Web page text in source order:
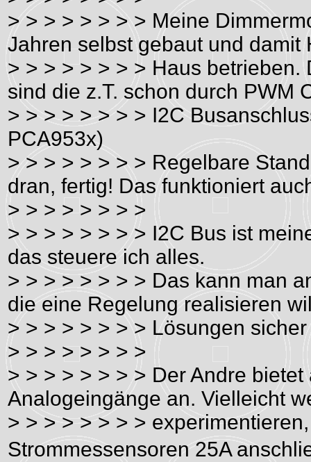
> > > > > > > > Meine
Jahren selbst gebaut und
> > > > > > > > Haus
sind die z.T. schon durch PWM
> > > > > > > > I2C
PCA953x)
> > > > > > > > Regelbare
dran, fertig! Das funktioniert
> > > > > > > >
> > > > > > > > I2C Bus ist
das steuere ich alles.
> > > > > > > > Das kann man
die eine Regelung realisieren
> > > > > > > > Lösungen
> > > > > > > >
> > > > > > > > Der Andre
Analogeingänge an. Vielleicht
> > > > > > > >
Strommessensoren 25A